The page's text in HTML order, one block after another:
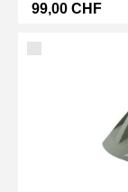
99,00 CHF